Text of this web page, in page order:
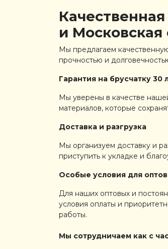
и Московская
Мы предлагаем
прочностью и
Гарантия на брусчатку 30
Мы уверены в качестве
материалов, которые
Доставка и разгрузка
Мы организуем доставку и
приступить к укладке и
Особые условия для
Для наших оптовых и
условия оплаты и
работы.
Мы сотрудничаем как с